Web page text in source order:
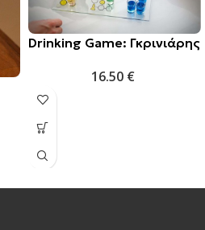
Drinking Game: Γκρινιάρης
16.50 €